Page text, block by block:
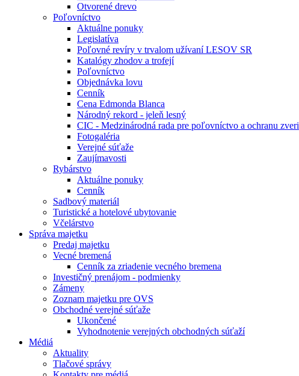
Otvorené drevo
Poľovníctvo
Aktuálne ponuky
Legislatíva
Poľovné revíry v trvalom užívaní LESOV SR
Katalógy zhodov a trofejí
Poľovníctvo
Objednávka lovu
Cenník
Cena Edmonda Blanca
Národný rekord - jeleň lesný
CIC - Medzinárodná rada pre poľovníctvo a ochranu zveri
Fotogaléria
Verejné súťaže
Zaujímavosti
Rybárstvo
Aktuálne ponuky
Cenník
Sadbový materiál
Turistické a hotelové ubytovanie
Včelárstvo
Správa majetku
Predaj majetku
Vecné bremená
Cenník za zriadenie vecného bremena
Investičný prenájom - podmienky
Zámeny
Zoznam majetku pre OVS
Obchodné verejné súťaže
Ukončené
Vyhodnotenie verejných obchodných súťaží
Médiá
Aktuality
Tlačové správy